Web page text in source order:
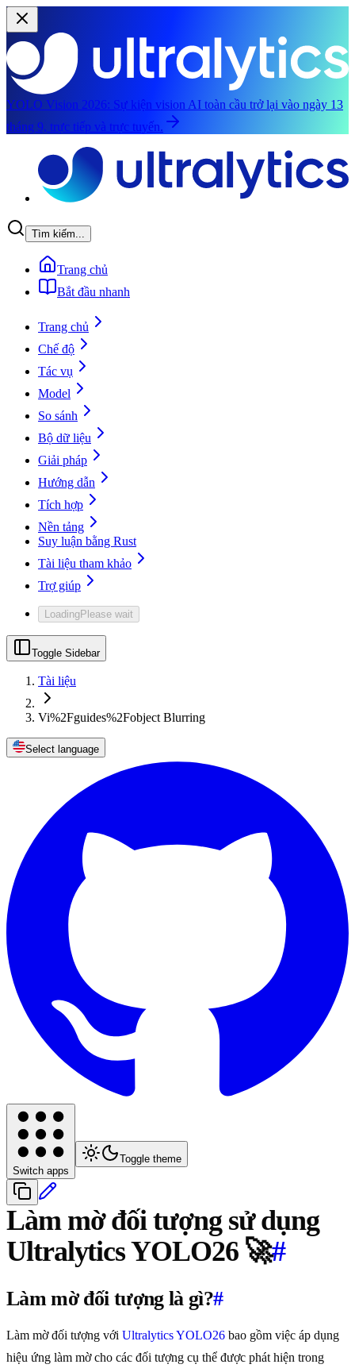
YOLO Vision 2026: Sự kiện vision AI toàn cầu trở lại vào ngày 13
tháng 9, trực tiếp và trực tuyến.
Tìm kiếm...
Trang chủ
Bắt đầu nhanh
Trang chủ
Chế độ
Tác vụ
Model
So sánh
Bộ dữ liệu
Giải pháp
Hướng dẫn
Tích hợp
Nền tảng
Suy luận bằng Rust
Tài liệu tham khảo
Trợ giúp
LoadingPlease wait
Toggle Sidebar
Tài liệu
Vi%2Fguides%2Fobject Blurring
Select language
Switch apps
Toggle theme
Làm mờ đối tượng sử dụng
Ultralytics YOLO26 🚀#
Làm mờ đối tượng là gì?#
Làm mờ đối tượng với Ultralytics YOLO26 bao gồm việc áp dụng
hiệu ứng làm mờ cho các đối tượng cụ thể được phát hiện trong